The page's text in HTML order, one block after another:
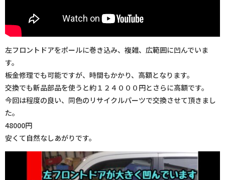
左フロントドアをポールに巻き込み、複雑、広範囲に凹んでいま
す。
板金修理でも可能ですが、時間もかかり、高額となります。
交換でも新品部品を使うと約１２４０００円とさらに高額です。
今回は程度の良い、同色のリサイクルパーツで交換させて頂きまし
た。
48000円
安くて自然なしあがりです。